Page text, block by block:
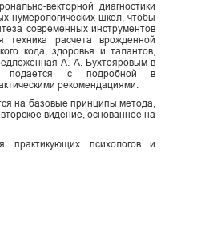
векторной диагностики
нумерологических школ, чтобы
современных инструментов
техника расчета врожденной
кода, здоровья и талантов,
А. А. Бухтояровым в
подается с подробной в
рекомендациями.
на базовые принципы метода,
видение, основанное на
практикующих психологов и